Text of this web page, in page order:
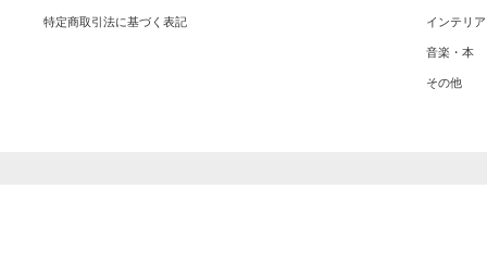
特定商取引法に基づく表記 インテリア
音楽・本
その他